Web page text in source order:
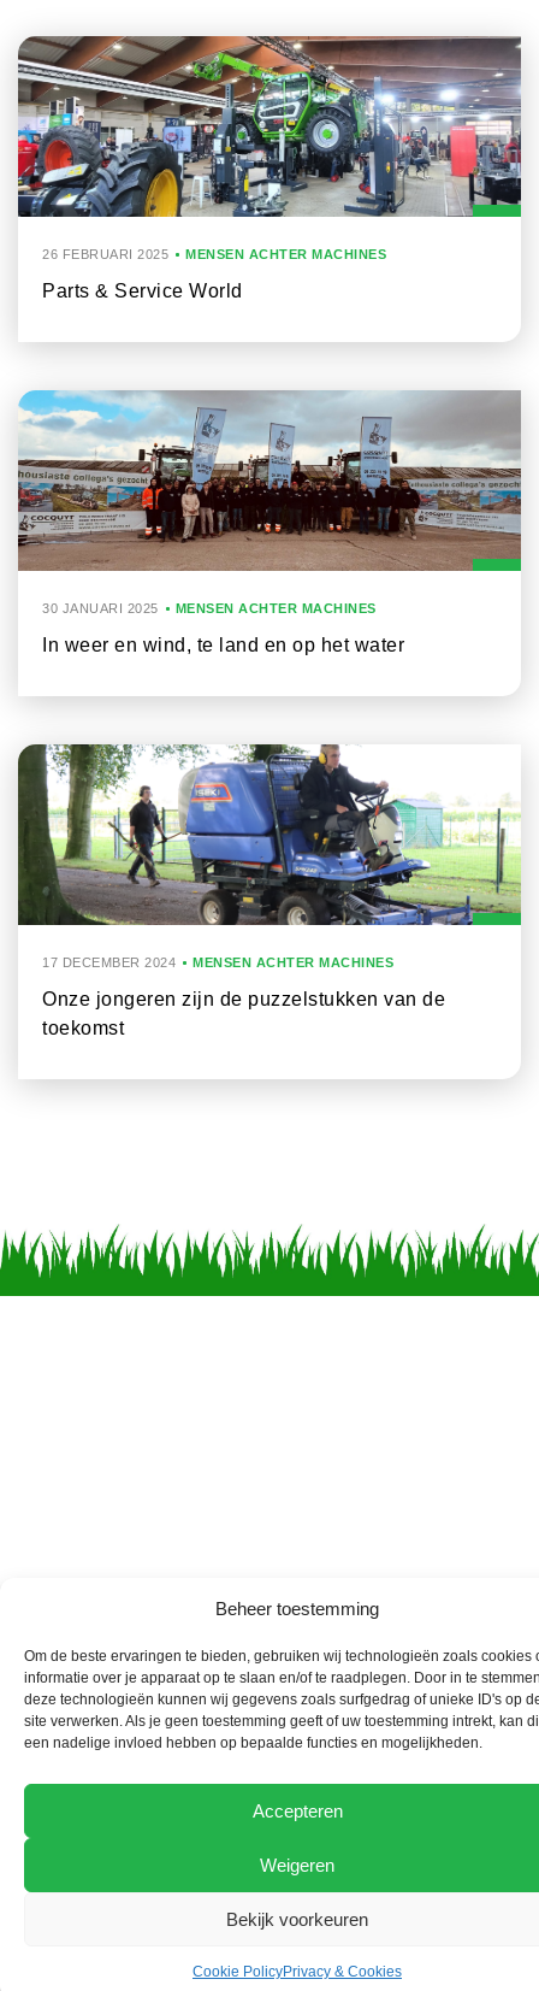
Beheer toestemming
Om de beste ervaringen te bieden, gebruiken wij technologieën zoals cookies
informatie over je apparaat op te slaan en/of te raadplegen. Door in te
deze technologieën kunnen wij gegevens zoals surfgedrag of unieke ID's op
site verwerken. Als je geen toestemming geeft of uw toestemming intrekt, kan
een nadelige invloed hebben op bepaalde functies en mogelijkheden.
Accepteren
Weigeren
Bekijk voorkeuren
Cookie PolicyPrivacy & Cookies
26 FEBRUARI 2025 MENSEN ACHTER MACHINES
Parts & Service World
30 JANUARI 2025 MENSEN ACHTER MACHINES
In weer en wind, te land en op het water
17 DECEMBER 2024 MENSEN ACHTER MACHINES
Onze jongeren zijn de puzzelstukken van de
toekomst